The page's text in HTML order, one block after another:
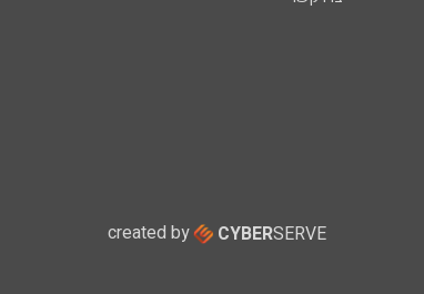
created by CYBERSERVE